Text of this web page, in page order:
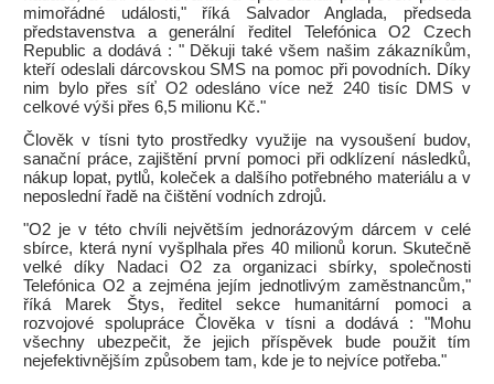
mimořádné události," říká Salvador Anglada, předseda
představenstva a generální ředitel Telefónica O2 Czech
Republic a dodává : " Děkuji také všem našim zákazníkům,
kteří odeslali dárcovskou SMS na pomoc při povodních. Díky
nim bylo přes síť O2 odesláno více než 240 tisíc DMS v
celkové výši přes 6,5 milionu Kč."
Člověk v tísni tyto prostředky využije na vysoušení budov,
sanační práce, zajištění první pomoci při odklízení následků,
nákup lopat, pytlů, koleček a dalšího potřebného materiálu a v
neposlední řadě na čištění vodních zdrojů.
"O2 je v této chvíli největším jednorázovým dárcem v celé
sbírce, která nyní vyšplhala přes 40 milionů korun. Skutečně
velké díky Nadaci O2 za organizaci sbírky, společnosti
Telefónica O2 a zejména jejím jednotlivým zaměstnancům,"
říká Marek Štys, ředitel sekce humanitární pomoci a
rozvojové spolupráce Člověka v tísni a dodává : "Mohu
všechny ubezpečit, že jejich příspěvek bude použit tím
nejefektivnějším způsobem tam, kde je to nejvíce potřeba."